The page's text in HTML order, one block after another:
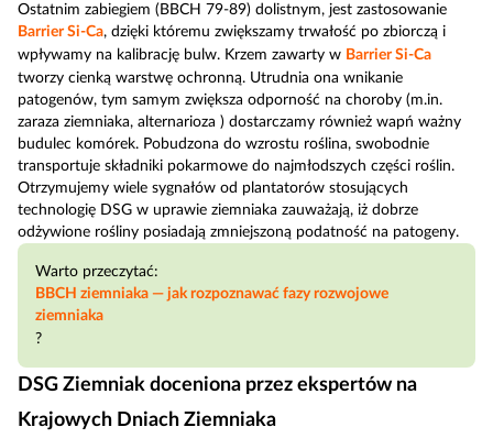
Ostatnim zabiegiem (BBCH 79-89) dolistnym, jest zastosowanie
Barrier Si-Ca, dzięki któremu zwiększamy trwałość po zbiorczą i
wpływamy na kalibrację bulw. Krzem zawarty w Barrier Si-Ca
tworzy cienką warstwę ochronną. Utrudnia ona wnikanie
patogenów, tym samym zwiększa odporność na choroby (m.in.
zaraza ziemniaka, alternarioza ) dostarczamy również wapń ważny
budulec komórek. Pobudzona do wzrostu roślina, swobodnie
transportuje składniki pokarmowe do najmłodszych części roślin.
Otrzymujemy wiele sygnałów od plantatorów stosujących
technologię DSG w uprawie ziemniaka zauważają, iż dobrze
odżywione rośliny posiadają zmniejszoną podatność na patogeny.
Warto przeczytać:
BBCH ziemniaka — jak rozpoznawać fazy rozwojowe
ziemniaka
?
DSG Ziemniak doceniona przez ekspertów na
Krajowych Dniach Ziemniaka